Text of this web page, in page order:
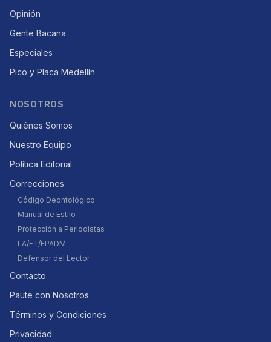
Opinión
Gente Bacana
Especiales
Pico y Placa Medellín
NOSOTROS
Quiénes Somos
Nuestro Equipo
Política Editorial
Correcciones
Código Deontológico
Manual de Estilo
Protección a Periodistas
LA/FT/FPADM
Defensor del Lector
Contacto
Paute con Nosotros
Términos y Condiciones
Privacidad